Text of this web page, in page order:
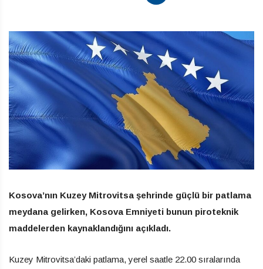
Kosova’nın Kuzey Mitrovitsa şehrinde güçlü bir patlama
meydana gelirken, Kosova Emniyeti bunun piroteknik
maddelerden kaynaklandığını açıkladı.
Kuzey Mitrovitsa’daki patlama, yerel saatle 22.00 sıralarında